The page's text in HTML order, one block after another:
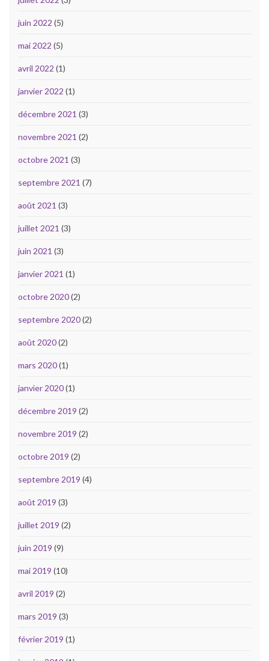
juin 2022 (5)
mai 2022 (5)
avril 2022 (1)
janvier 2022 (1)
décembre 2021 (3)
novembre 2021 (2)
octobre 2021 (3)
septembre 2021 (7)
août 2021 (3)
juillet 2021 (3)
juin 2021 (3)
janvier 2021 (1)
octobre 2020(2)
septembre 2020(2)
août 2020(2)
mars 2020(1)
janvier 2020(1)
décembre 2019 (2)
novembre 2019 (2)
octobre 2019 (2)
septembre 2019 (4)
août 2019 (3)
juillet 2019 (2)
juin 2019 (9)
mai 2019 (10)
avril 2019 (2)
mars 2019 (3)
février 2019 (1)